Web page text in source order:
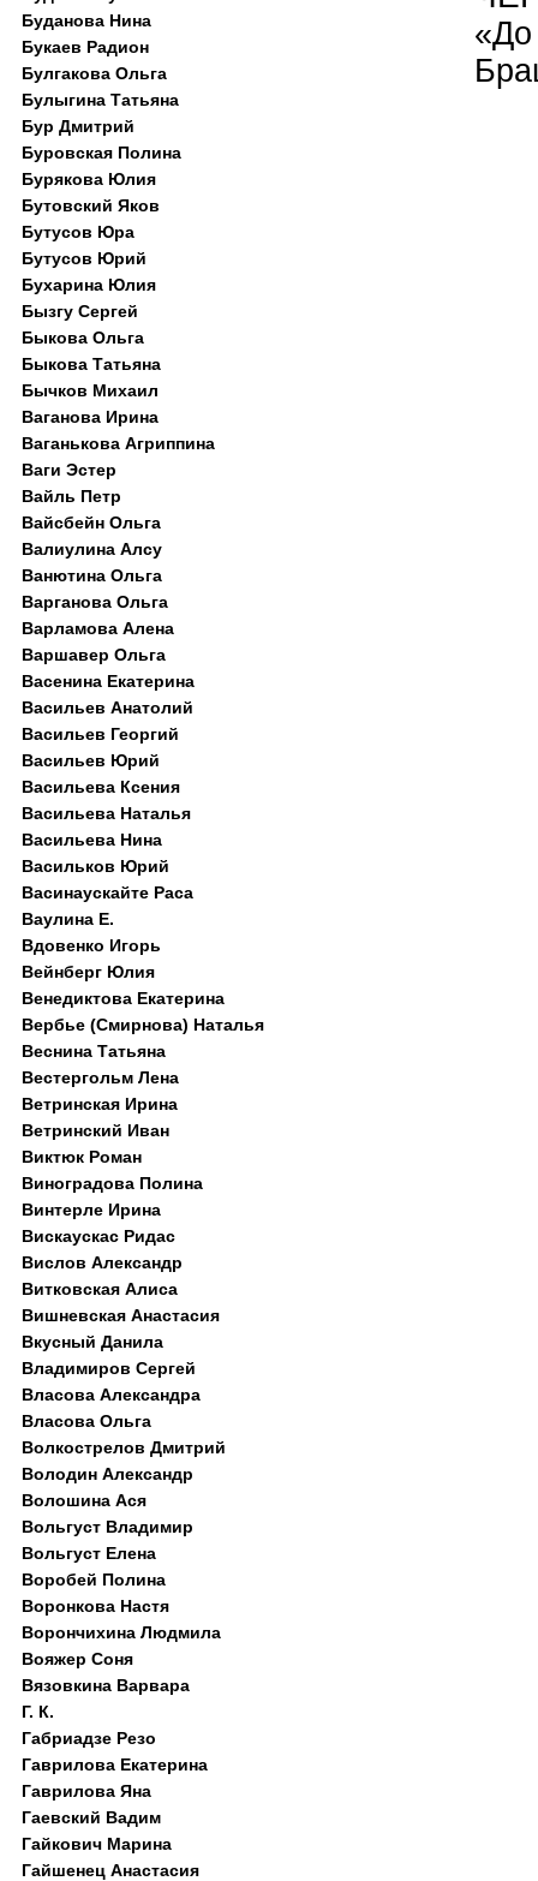
«До
Буданова Нина
Букаев Радион
Булгакова Ольга
Булыгина Татьяна
Бур Дмитрий
Буровская Полина
Бурякова Юлия
Бутовский Яков
Бутусов Юра
Бутусов Юрий
Бухарина Юлия
Бызгу Сергей
Быкова Ольга
Быкова Татьяна
Бычков Михаил
Ваганова Ирина
Ваганькова Агриппина
Ваги Эстер
Вайль Петр
Вайсбейн Ольга
Валиулина Алсу
Ванютина Ольга
Варганова Ольга
Варламова Алена
Варшавер Ольга
Васенина Екатерина
Васильев Анатолий
Васильев Георгий
Васильев Юрий
Васильева Ксения
Васильева Наталья
Васильева Нина
Васильков Юрий
Васинаускайте Раса
Ваулина Е.
Вдовенко Игорь
Вейнберг Юлия
Венедиктова Екатерина
Вербье (Смирнова) Наталья
Веснина Татьяна
Вестергольм Лена
Ветринская Ирина
Ветринский Иван
Виктюк Роман
Виноградова Полина
Винтерле Ирина
Вискаускас Ридас
Вислов Александр
Витковская Алиса
Вишневская Анастасия
Вкусный Данила
Владимиров Сергей
Власова Александра
Власова Ольга
Волкострелов Дмитрий
Володин Александр
Волошина Ася
Вольгуст Владимир
Вольгуст Елена
Воробей Полина
Воронкова Настя
Ворончихина Людмила
Вояжер Соня
Вязовкина Варвара
Г. К.
Габриадзе Резо
Гаврилова Екатерина
Гаврилова Яна
Гаевский Вадим
Гайкович Марина
Гайшенец Анастасия